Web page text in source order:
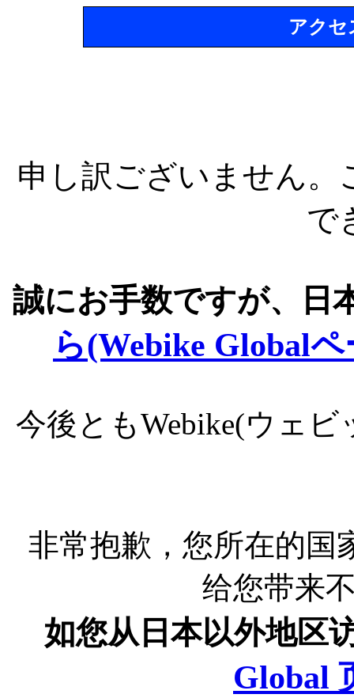
アクセ
申し訳ございません
で
誠にお手数ですが、日
ら(Webike Global
今後ともWebike(ウェ
非常抱歉，您所在的国
给您带来
如您从日本以外地区
Global